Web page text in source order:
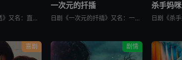
日剧《直到T恤干透》又名：直到T恤干了为止(台),T恤晾干为止,T恤渐干,Until the T-Shirt Dries,Ｔシャツが乾くまで，讲述了：40岁的杂志编辑咲子（苍井优 饰）原本深信自己拥有
一次元的扦插
日剧《一次元的扦插》又名：一次元的紫阳花,Labyrinth of Hortensia and the Minotaur,一次元の挿し木，讲述了：遗传学研究室的博士生七濑悠（山田凉介 饰）一直无法走出
杀手妈咪
喜剧 剧情